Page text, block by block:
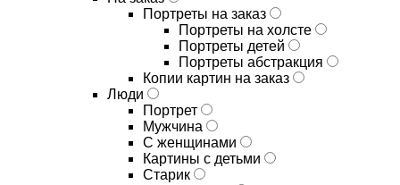
Портреты на заказ
Портреты на холсте
Портреты детей
Портреты абстракция
Копии картин на заказ
Люди
Портрет
Мужчина
С женщинами
Картины с детьми
Старик